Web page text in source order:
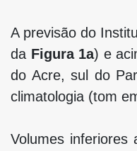
A previsão do
da Figura 1a) e
do Acre, sul do
climatologia (tom
Volumes